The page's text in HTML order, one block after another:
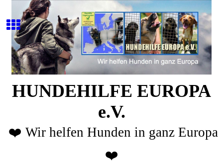
HUNDEHILFE EUROPA
e.V.
❤️ Wir helfen Hunden in ganz Europa
❤️